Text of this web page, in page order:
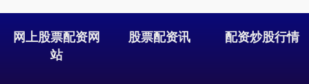
网上股票配资网
站
股票配资讯 配资炒股行情